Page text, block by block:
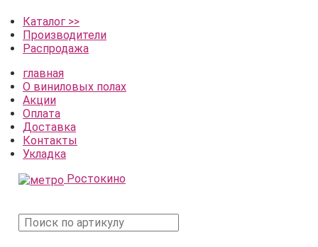
Каталог >>
Производители
Распродажа
главная
О виниловых полах
Акции
Оплата
Доставка
Контакты
Укладка
Ростокино